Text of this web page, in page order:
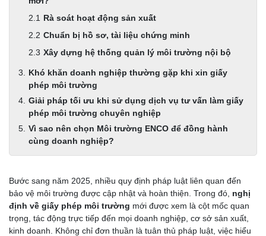
Rà soát hoạt động sản xuất
Chuẩn bị hồ sơ, tài liệu chứng minh
Xây dựng hệ thống quản lý môi trường nội bộ
Khó khăn doanh nghiệp thường gặp khi xin giấy
phép môi trường
Giải pháp tối ưu khi sử dụng dịch vụ tư vấn làm giấy
phép môi trường chuyên nghiệp
Vì sao nên chọn Môi trường ENCO để đồng hành
cùng doanh nghiệp?
Bước sang năm 2025, nhiều quy định pháp luật liên quan đến
bảo vệ môi trường được cập nhật và hoàn thiện. Trong đó, nghị
định về giấy phép môi trường mới được xem là cột mốc quan
trọng, tác động trực tiếp đến mọi doanh nghiệp, cơ sở sản xuất,
kinh doanh. Không chỉ đơn thuần là tuân thủ pháp luật, việc hiểu